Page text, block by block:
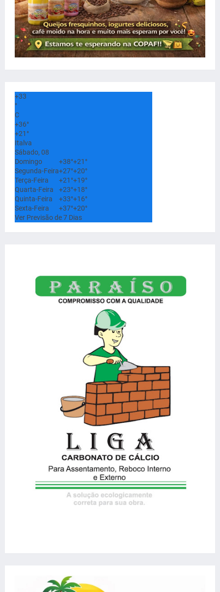
+33
°
C
+36°
+21°
Italva
Sábado, 08
Domingo
+38°+21°
Segunda-Feira+27°+20°
Terça-Feira
+21°+19°
Quarta-Feira
+23°+18°
Quinta-Feira
+33°+16°
Sexta-Feira
+37°+20°
Ver Previsão de 7 Dias